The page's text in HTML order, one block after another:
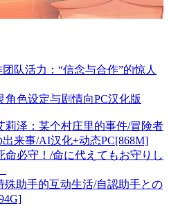
队活力：“信念与合作”的惊人
角色设定与剧情向PC汉化版
莉泽：某个村庄里的事件/冒険者
来事/AI汉化+动态PC[868M]
命必守！/命に代えてもお守りし
殊助手的互动生活/自認助手との